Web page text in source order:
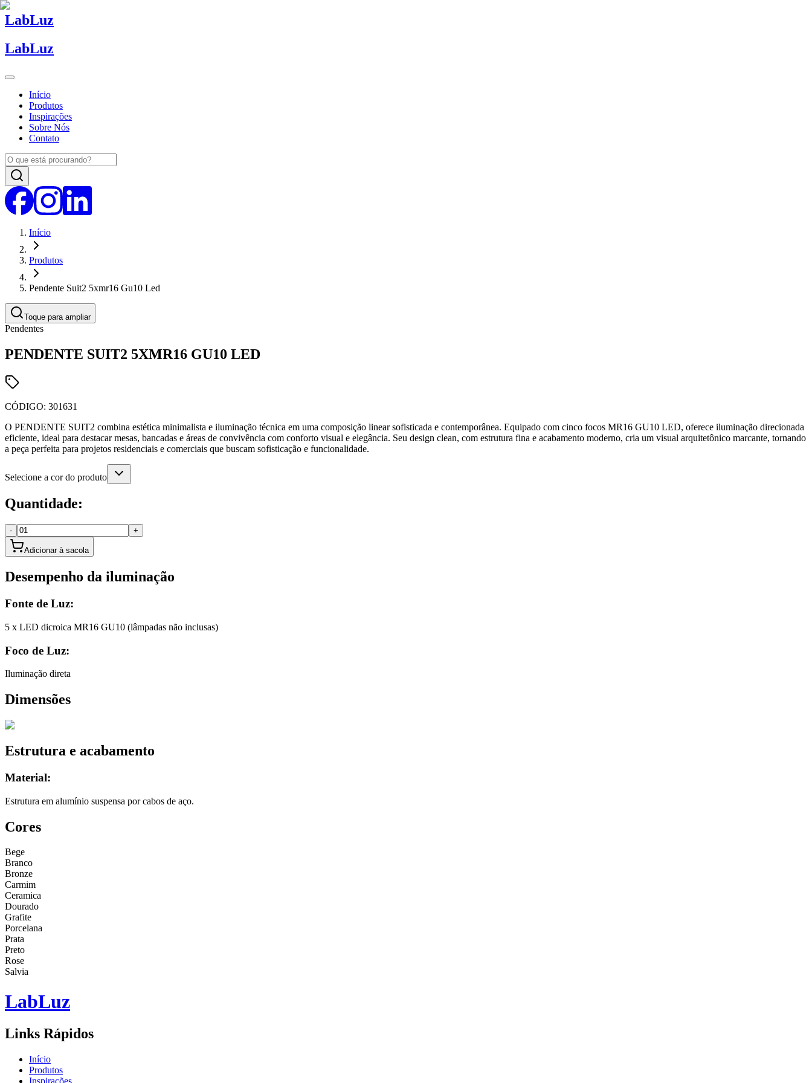
LabLuz
LabLuz
Início
Produtos
Inspirações
Sobre Nós
Contato
Início
Produtos
Pendente Suit2 5xmr16 Gu10 Led
Toque para ampliar
Pendentes
PENDENTE SUIT2 5XMR16 GU10 LED
CÓDIGO: 301631
O PENDENTE SUIT2 combina estética minimalista e iluminação técnica em uma composição linear sofisticada e contemporânea. Equipado com cinco focos MR16 GU10 LED, oferece iluminação direcionada
eficiente, ideal para destacar mesas, bancadas e áreas de convivência com conforto visual e elegância. Seu design clean, com estrutura fina e acabamento moderno, cria um visual arquitetônico marcante, tornando
a peça perfeita para projetos residenciais e comerciais que buscam sofisticação e funcionalidade.
Selecione a cor do produto
Quantidade:
- +
Adicionar à sacola
Desempenho da iluminação
Fonte de Luz:
5 x LED dicroica MR16 GU10 (lâmpadas não inclusas)
Foco de Luz:
Iluminação direta
Dimensões
Estrutura e acabamento
Material:
Estrutura em alumínio suspensa por cabos de aço.
Cores
Bege
Branco
Bronze
Carmim
Ceramica
Dourado
Grafite
Porcelana
Prata
Preto
Rose
Salvia
LabLuz
Links Rápidos
Início
Produtos